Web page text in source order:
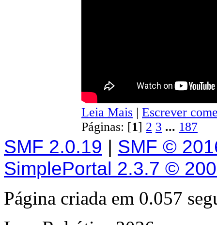
Leia Mais | Escrever
Páginas: [1] 2 3 ... 187
SMF 2.0.19 | SMF ©
SimplePortal 2.3.7 ©
Página criada em 0.057